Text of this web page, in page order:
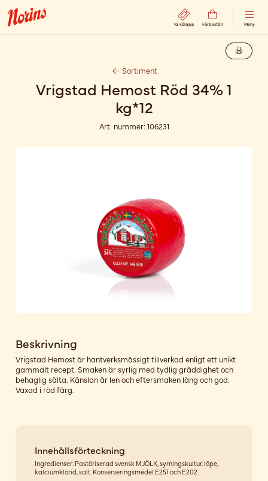
Ta kölapp Förbeställ Meny
Sortiment
Vrigstad Hemost Röd 34% 1
kg*12
Art. nummer: 106231
Beskrivning
Vrigstad Hemost är hantverksmässigt tillverkad enligt ett unikt
gammalt recept. Smaken är syrlig med tydlig gräddighet och
behaglig sälta. Känslan är len och eftersmaken lång och god.
Vaxad i röd färg.
Innehållsförteckning
Ingredienser: Pastöriserad svensk MJÖLK, syrningskultur, löpe,
kalciumklorid, salt. Konserveringsmedel E251 och E202.